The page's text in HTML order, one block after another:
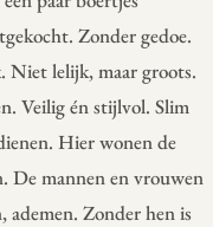
Zonder gedoe.
Niet lelijk, maar groots.
Veilig én stijlvol. Slim
Hier wonen de
De mannen en vrouwen
Zonder hen is